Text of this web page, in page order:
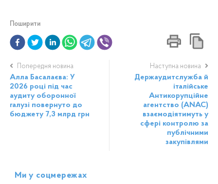
Поширити
Попередня новина
Алла Басалаєва: У
2026 році під час
аудиту оборонної
галузі повернуто до
бюджету 7,3 млрд грн
Наступна новина
Держаудитслужба й
італійське
Антикорупційне
агентство (ANAC)
взаємодіятимуть у
сфері контролю за
публічними
закупівлями
Ми у соцмережах